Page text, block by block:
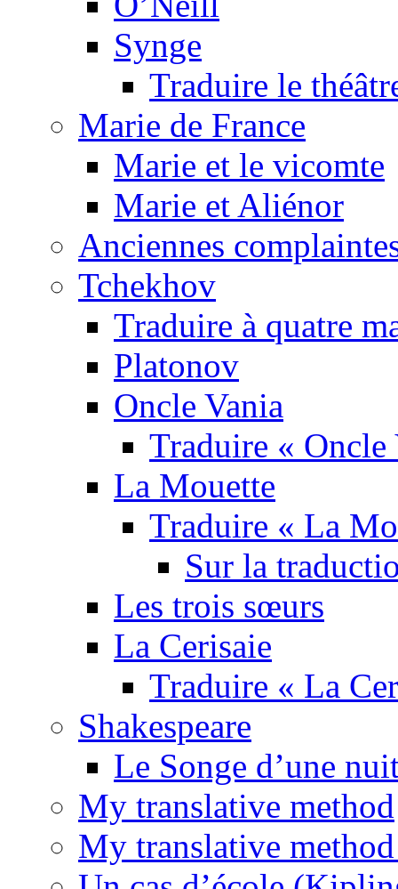
Synge
Traduire le
Marie de France
Marie et le vicomte
Marie et Aliénor
Anciennes
Tchekhov
Traduire à quatre
Platonov
Oncle Vania
Traduire « Oncle
La Mouette
Traduire « La
Sur la
Les trois sœurs
La Cerisaie
Traduire « La
Shakespeare
Le Songe d’une
My translative method
My translative